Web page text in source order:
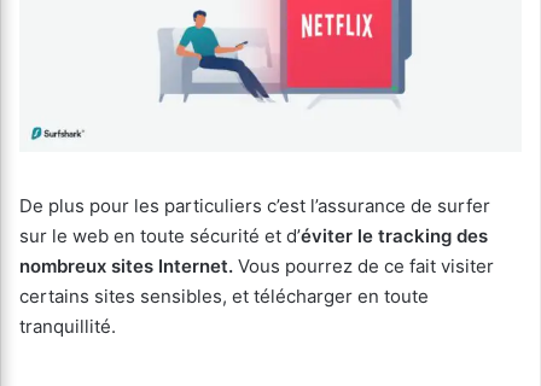
De plus pour les particuliers c’est l’assurance de surfer
sur le web en toute sécurité et d’éviter le tracking des
nombreux sites Internet. Vous pourrez de ce fait visiter
certains sites sensibles, et télécharger en toute
tranquillité.